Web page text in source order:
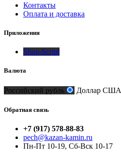
Контакты
Оплата и доставка
Приложения
Shop-Script
Валюта
Российский рубль Доллар США
Обратная связь
+7 (917) 578-88-83
pech@kazan-kamin.ru
Пн-Пт 10-19, Сб-Вск 10-17